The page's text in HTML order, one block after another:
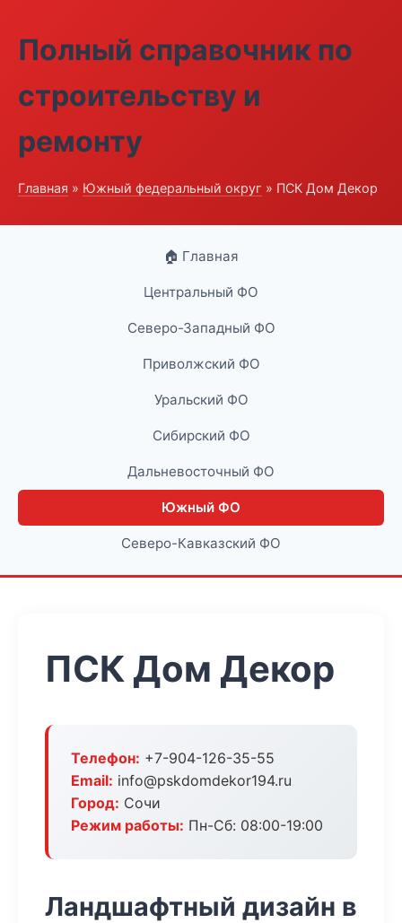
Полный справочник по
строительству и
ремонту
Главная » Южный федеральный округ » ПСК Дом Декор
🏠 Главная
Центральный ФО
Северо-Западный ФО
Приволжский ФО
Уральский ФО
Сибирский ФО
Дальневосточный ФО
Южный ФО
Северо-Кавказский ФО
ПСК Дом Декор
Телефон: +7-904-126-35-55
Email: info@pskdomdekor194.ru
Город: Сочи
Режим работы: Пн-Сб: 08:00-19:00
Ландшафтный дизайн в